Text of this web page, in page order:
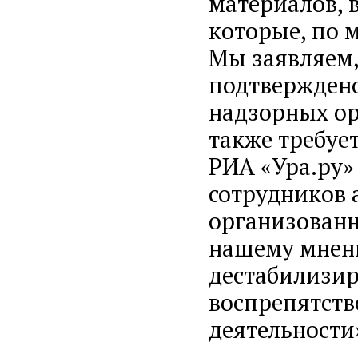
которые, по
Мы
надзорных
также
РИА
сотрудников
нашему